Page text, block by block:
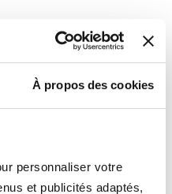
À propos des cookies
personnaliser votre
et publicités adaptés,